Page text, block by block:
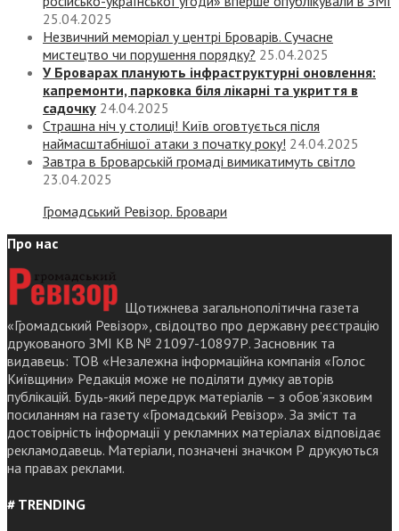
25.04.2025
Незвичний меморіал у центрі Броварів. Сучасне
мистецтво чи порушення порядку? 25.04.2025
У Броварах планують інфраструктурні оновлення:
капремонти, парковка біля лікарні та укриття в
садочку 24.04.2025
Страшна ніч у столиці! Київ оговтується після
наймасштабнішої атаки з початку року! 24.04.2025
Завтра в Броварській громаді вимикатимуть світло
23.04.2025
Громадський Ревізор. Бровари
Про нас
Щотижнева загальнополітична газета
«Громадський Ревізор», свідоцтво про державну реєстрацію
друкованого ЗМІ КВ № 21097-10897Р. Засновник та
видавець: ТОВ «Незалежна інформаційна компанія «Голос
Київщини» Редакція може не поділяти думку авторів
публікацій. Будь-який передрук матеріалів – з обов’язковим
посиланням на газету «Громадський Ревізор». За зміст та
достовірність інформації у рекламних матеріалах відповідає
рекламодавець. Матеріали, позначені значком Р друкуються
на правах реклами.
# TRENDING